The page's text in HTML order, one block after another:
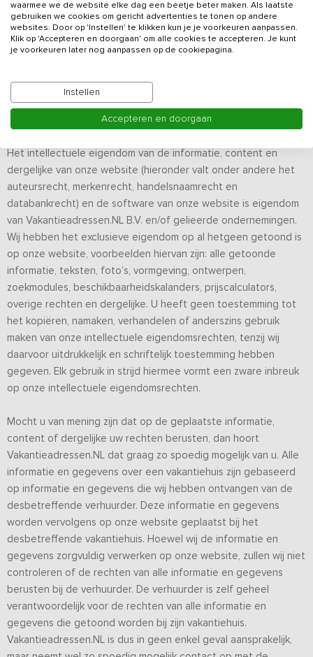
mogelijk online te houden. Wij kunnen niet garanderen dat de
websites 24 uur per dag online zijn. Storingen zal
Vakantieadressen.NL zo spoedig mogelijk proberen te
websites, dan stellen wij het zeer op prijs als u ons hiervan op
de hoogte brengt.
Het intellectuele eigendom van de informatie, content en
dergelijke van onze website (hieronder valt onder andere het
auteursrecht, merkenrecht, handelsnaamrecht en
databankrecht) en de software van onze website is eigendom
van Vakantieadressen.NL B.V. en/of gelieerde ondernemingen.
Wij hebben het exclusieve eigendom op al hetgeen getoond is
op onze website, voorbeelden hiervan zijn: alle getoonde
informatie, teksten, foto’s, vormgeving, ontwerpen,
zoekmodules, beschikbaarheidskalanders, prijscalculators,
overige rechten en dergelijke. U heeft geen toestemming tot
het kopiëren, namaken, verhandelen of anderszins gebruik
maken van onze intellectuele eigendomsrechten, tenzij wij
daarvoor uitdrukkelijk en schriftelijk toestemming hebben
gegeven. Elk gebruik in strijd hiermee vormt een zware inbreuk
op onze intellectuele eigendomsrechten.
Mocht u van mening zijn dat op de geplaatste informatie,
content of dergelijke uw rechten berusten, dan hoort
Vakantieadressen.NL dat graag zo spoedig mogelijk van u. Alle
informatie en gegevens over een vakantiehuis zijn gebaseerd
op informatie en gegevens die wij hebben ontvangen van de
desbetreffende verhuurder. Deze informatie en gegevens
worden vervolgens op onze website geplaatst bij het
desbetreffende vakantiehuis. Hoewel wij de informatie en
gegevens zorgvuldig verwerken op onze website, zullen wij niet
controleren of de rechten van alle informatie en gegevens
berusten bij de verhuurder. De verhuurder is zelf geheel
verantwoordelijk voor de rechten van alle informatie en
gegevens die getoond worden bij zijn vakantiehuis.
Vakantieadressen.NL is dus in geen enkel geval aansprakelijk,
waarmee we de website elke dag een beetje beter maken. Als laatste
gebruiken we cookies om gericht advertenties te tonen op andere
websites. Door op 'Instellen' te klikken kun je je voorkeuren aanpassen.
Klik op 'Accepteren en doorgaan' om alle cookies te accepteren. Je kunt
je voorkeuren later nog aanpassen op de cookiepagina.
Instellen
Accepteren en doorgaan